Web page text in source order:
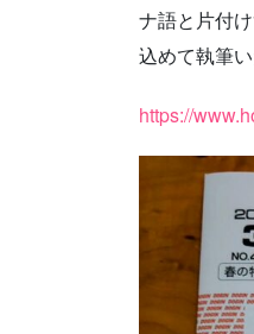
ナ語と片付
込めて執筆い
https://